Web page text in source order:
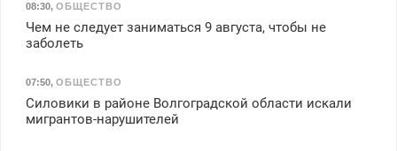
08:30, ОБЩЕСТВО
Чем не следует заниматься 9 августа, чтобы не
заболеть
07:50, ОБЩЕСТВО
Силовики в районе Волгоградской области искали
мигрантов-нарушителей